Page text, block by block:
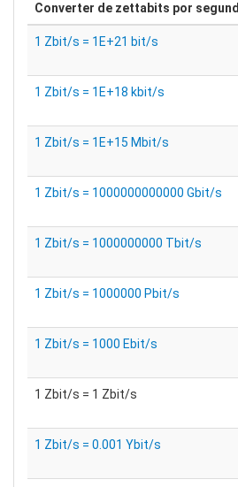
Converter de zettabits por
1 Zbit/s = 1E+21 bit/s
1 Zbit/s = 1E+18 kbit/s
1 Zbit/s = 1E+15 Mbit/s
1 Zbit/s = 1000000000000 Gbit/s
1 Zbit/s = 1000000000 Tbit/s
1 Zbit/s = 1000000 Pbit/s
1 Zbit/s = 1000 Ebit/s
1 Zbit/s = 1 Zbit/s
1 Zbit/s = 0.001 Ybit/s